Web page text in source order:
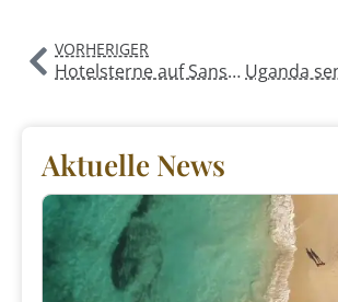
VORHERIGER
Hotelsterne auf Sansibar – Was wirklich zählt
Aktuelle News